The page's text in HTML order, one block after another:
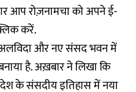
आप रोज़नामचा को अपने ई-
करें.
और नए संसद भवन में
है. अख़बार ने लिखा कि
के संसदीय इतिहास में नया